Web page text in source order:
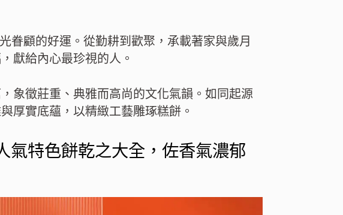
眷顧的好運。從勤耕到歡聚，承載著家與歲月
獻給內心最珍視的人。
象徵莊重、典雅而高尚的文化氣韻。如同起源
厚實底蘊，以精緻工藝雕琢糕餅。
氣特色餅乾之大全，佐香氣濃郁